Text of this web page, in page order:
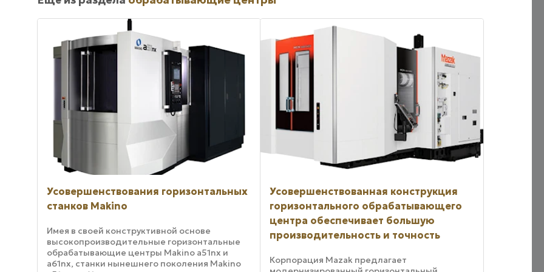
Усовершенствования горизонтальных
станков Makino
Имея в своей конструктивной основе
высокопроизводительные горизонтальные
обрабатывающие центры Makino a51nx и
a61nx, станки нынешнего поколения Makino
Усовершенствованная конструкция
горизонтального обрабатывающего
центра обеспечивает большую
производительность и точность
Корпорация Mazak предлагает